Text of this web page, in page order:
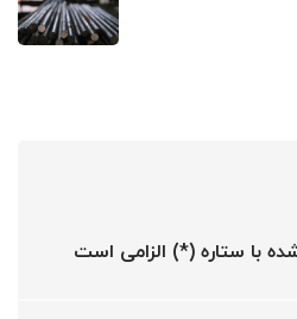
با ستاره (*) الزامی است